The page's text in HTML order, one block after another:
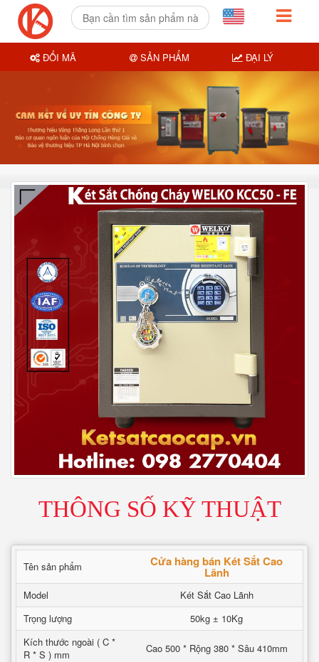
THÔNG SỐ KỸ THUẬT
Tên sản phẩm Cửa hàng bán Két Sắt Cao
Lãnh
Model
Két Sắt Cao Lãnh
Trọng lượng
50kg ± 10Kg
Kích thước ngoài ( C *
R * S ) mm
Cao 500 * Rộng 380 * Sâu 410mm
ĐỔI MÃ SẢN PHẨM ĐẠI LÝ